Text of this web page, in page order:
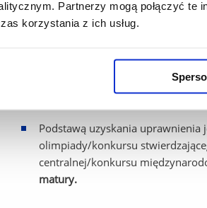
Partnerzy mogą połączyć te
korzystania z ich usług.
Wykaz konkursów
Rzeszowskim znajduje się
Laureat oraz finalista olimpiady
z opłaty rekrutacyjnej, pod
Podstawą uzyskania uprawnienia
olimpiady/konkursu
centralnej/konkursu
matury.